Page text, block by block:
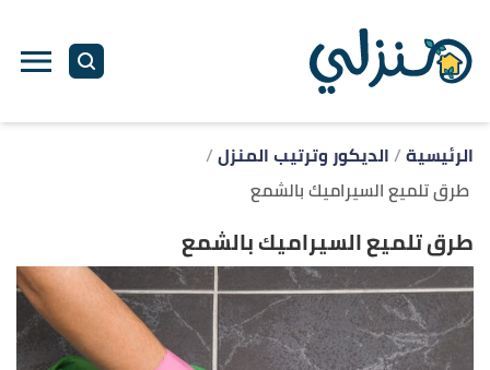
الرئيسية الديكور وترتيب المنزل
طرق تلميع السيراميك بالشمع
طرق تلميع السيراميك بالشمع